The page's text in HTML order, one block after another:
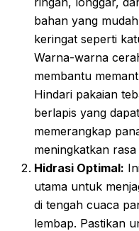
bahan yang
keringat seperti
Warna-warna
membantu
Hindari pakaian
berlapis yang dapat
memerangkap
meningkatkan rasa
Hidrasi Optimal:
utama untuk
di tengah cuaca
lembap. Pastikan